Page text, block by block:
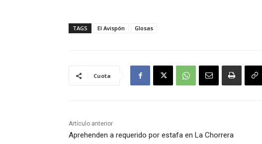
TAGS El Avispón Glosas
Cuota
Artículo anterior
Aprehenden a requerido por estafa en La Chorrera